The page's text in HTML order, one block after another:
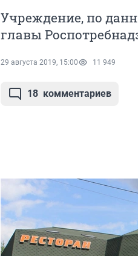
Учреждение, по
главы
29 августа 2019, 15:00 11 949
18 комментариев